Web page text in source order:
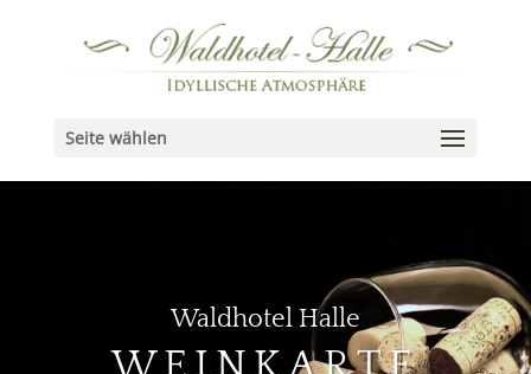
Seite wählen
Waldhotel Halle